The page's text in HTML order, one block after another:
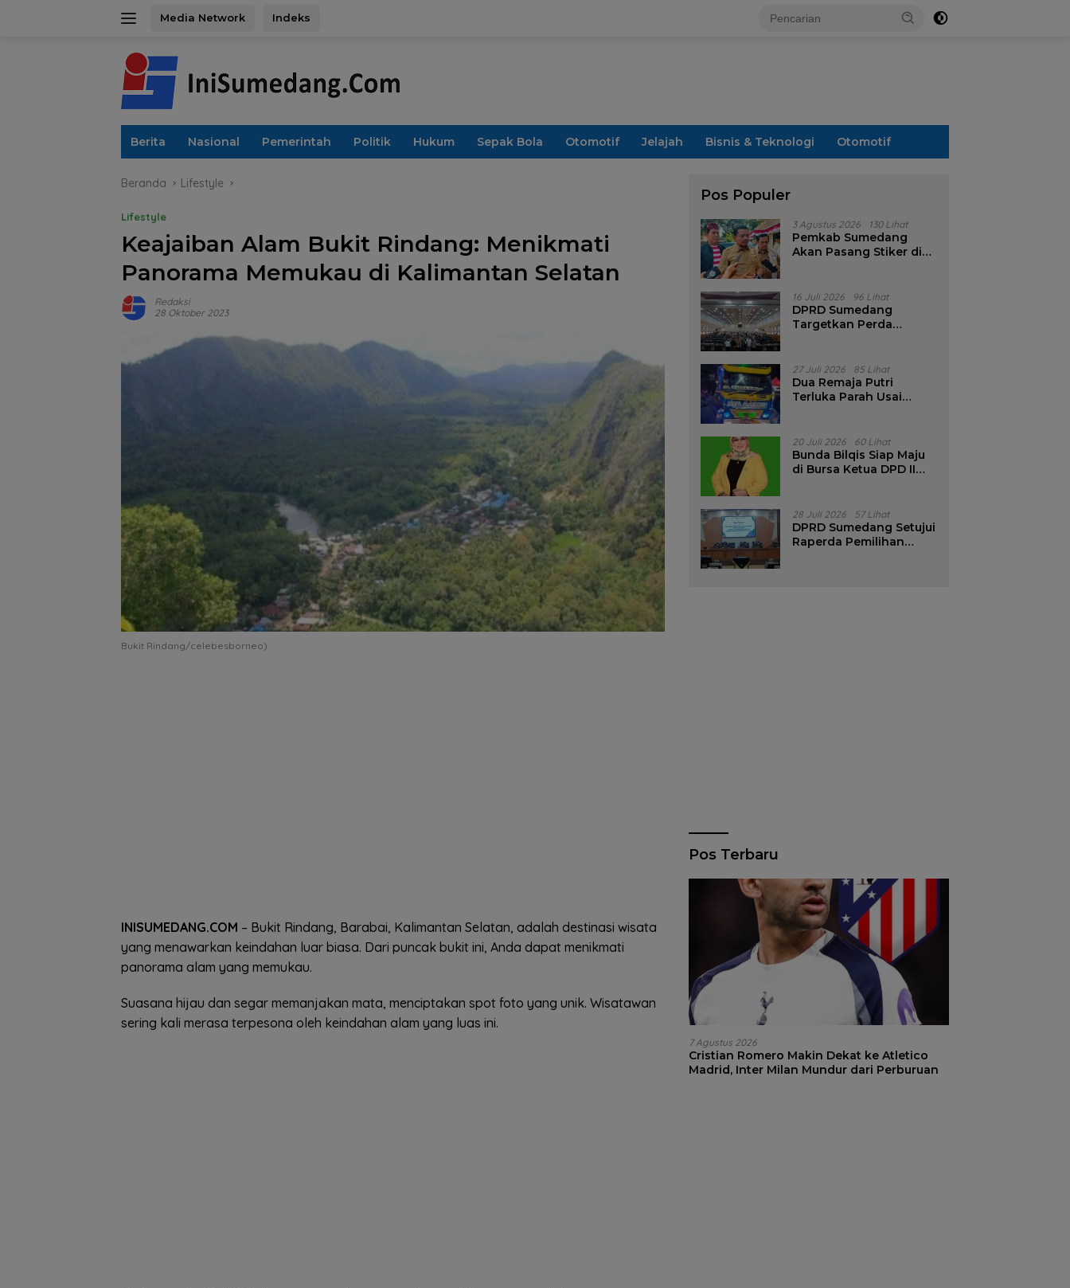
Media Network Indeks
Berita Nasional Pemerintah Politik Hukum Sepak Bola Otomotif Jelajah Bisnis & Teknologi Otomotif
Beranda Lifestyle
Lifestyle
Keajaiban Alam Bukit Rindang: Menikmati
Panorama Memukau di Kalimantan Selatan
Redaksi
28 Oktober 2023
Bukit Rindang/celebesborneo)
INISUMEDANG.COM – Bukit Rindang, Barabai, Kalimantan Selatan, adalah destinasi wisata
yang menawarkan keindahan luar biasa. Dari puncak bukit ini, Anda dapat menikmati
panorama alam yang memukau.
Suasana hijau dan segar memanjakan mata, menciptakan spot foto yang unik. Wisatawan
sering kali merasa terpesona oleh keindahan alam yang luas ini.
Pos Populer
3 Agustus 2026 130 Lihat
Pemkab Sumedang
Akan Pasang Stiker di
16 Juli 2026 96 Lihat
DPRD Sumedang
Targetkan Perda
Pencalonan Diperjelas
27 Juli 2026 85 Lihat
Dua Remaja Putri
Terluka Parah Usai
Tanjungsari Sumedang
20 Juli 2026 60 Lihat
Bunda Bilqis Siap Maju
di Bursa Ketua DPD II
28 Juli 2026 57 Lihat
DPRD Sumedang Setujui
Raperda Pemilihan
Pos Terbaru
7 Agustus 2026
Cristian Romero Makin Dekat ke Atletico
Madrid, Inter Milan Mundur dari Perburuan